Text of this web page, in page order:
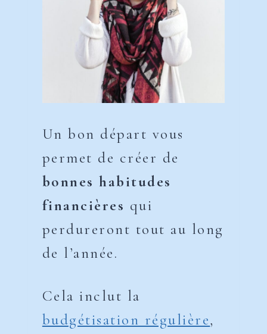
Un bon départ vous
permet de créer de
bonnes habitudes
financières qui
perdureront tout au long
de l’année.
Cela inclut la
budgétisation régulière,